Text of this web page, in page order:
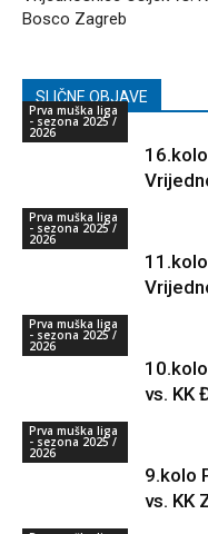
Bosco Zagreb
SLIČNE OBJAVE
Prva muška liga
- sezona 2025 /
2026
Prva muška liga
- sezona 2025 /
2026
Prva muška liga
- sezona 2025 /
2026
vs. KK
Prva muška liga
- sezona 2025 /
2026
9.kolo
vs. KK